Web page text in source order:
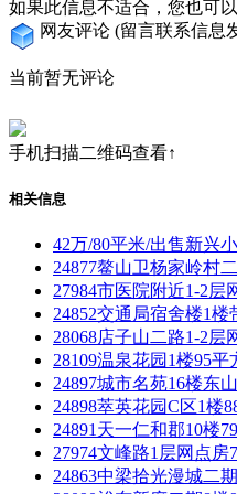
如果此信息不适合，您也可
网友评论 (留言联系信息
当前暂无评论
手机扫描二维码查看↑
相关信息
42万/80平米/出售新兴
24877鳌山卫杨家岭村
27984市医院附近1-2层
24852交通局宿舍楼1
28068店子山二路1-2层
28109温泉花园1楼95
24897城市名苑16楼东
24898萃英花园C区1楼
24891天一仁和郡10楼
27974文峰路1层网点房
24863中梁拾光漫城二